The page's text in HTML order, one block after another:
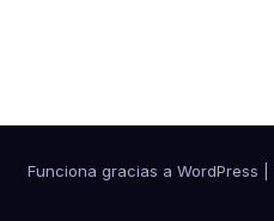
Funciona gracias a WordPress